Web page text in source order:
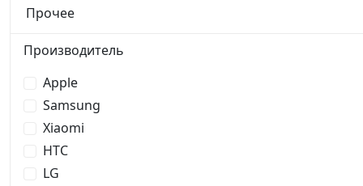
Прочее
Производитель
Apple
Samsung
Xiaomi
HTC
LG